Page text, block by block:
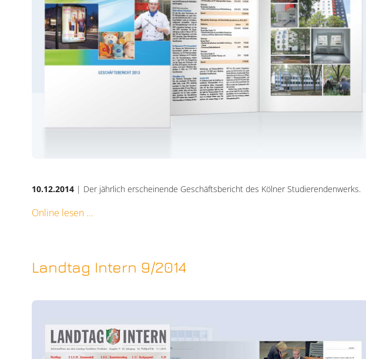
10.12.2014 | Der jährlich erscheinende Geschäftsbericht des Kölner Studierendenwerks.
Online lesen
Landtag Intern 9/2014